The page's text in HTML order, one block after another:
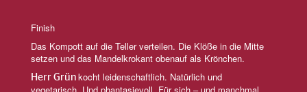
Finish
Das Kompott auf die Teller verteilen. Die Klöße in die Mitte
setzen und das Mandelkrokant obenauf als Krönchen.
Herr Grün kocht leidenschaftlich. Natürlich und